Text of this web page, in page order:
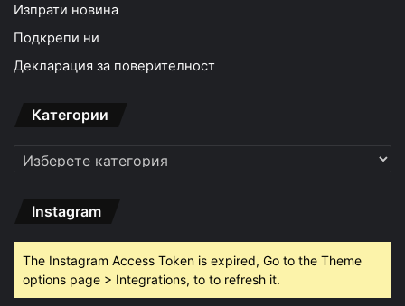
Изпрати новина
Подкрепи ни
Декларация за поверителност
Категории
Категории
Instagram
The Instagram Access Token is expired, Go to the Theme
options page > Integrations, to to refresh it.